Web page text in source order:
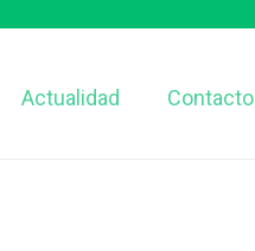
Actualidad Contacto